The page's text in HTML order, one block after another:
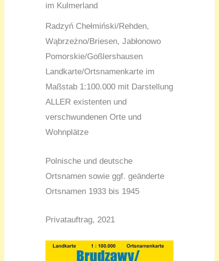
im Kulmerland
Radzyń Chełmiński/Rehden,
Wąbrzeżno/Briesen, Jabłonowo
Pomorskie/Goßlershausen
Landkarte/Ortsnamenkarte im
Maßstab 1:100.000 mit Darstellung
ALLER existenten und
verschwundenen Orte und
Wohnplätze
Polnische und deutsche
Ortsnamen sowie ggf. geänderte
Ortsnamen 1933 bis 1945
Privatauftrag, 2021